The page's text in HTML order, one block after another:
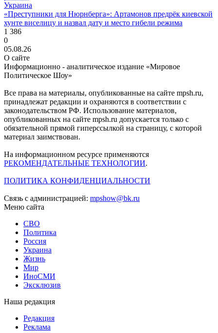
Украина
«Преступники для Нюрнберга»: Артамонов предрёк киевской
хунте виселицу и назвал дату и место гибели режима
1 386
0
05.08.26
О сайте
Информационно - аналитическое издание «Мировое
Политическое Шоу»
Все права на материалы, опубликованные на сайте mpsh.ru,
принадлежат редакции и охраняются в соответствии с
законодательством РФ. Использование материалов,
опубликованных на сайте mpsh.ru допускается только с
обязательной прямой гиперссылкой на страницу, с которой
материал заимствован.
На информационном ресурсе применяются
РЕКОМЕНДАТЕЛЬНЫЕ ТЕХНОЛОГИИ.
ПОЛИТИКА КОНФИДЕНЦИАЛЬНОСТИ
Связь с администрацией: mpshow@bk.ru
Меню сайта
СВО
Политика
Россия
Украина
Жизнь
Мир
ИноСМИ
Эксклюзив
Наша редакция
Редакция
Реклама